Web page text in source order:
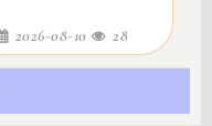
2026-08-10 28